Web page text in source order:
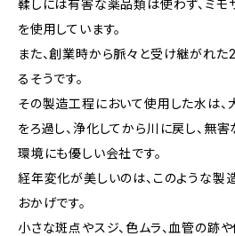
鞣しには有害な薬品類は使わず、ミ
を使用しています。
また、創業時から脈々と受け継がれ
るそうです。
その製造工程において使用した水は
をろ過し、浄化してから川に戻し、無
環境にも優しい会社です。
経年変化が美しいのは、このような製
おかげです。
小さな斑点やスジ、色ムラ、血管の跡